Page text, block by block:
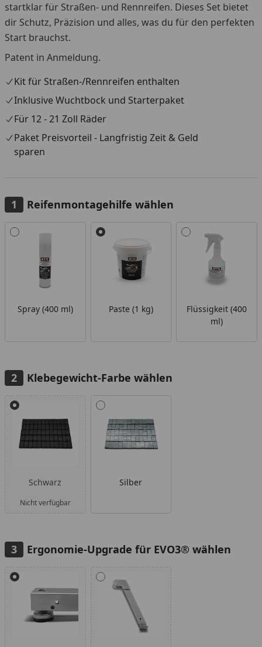
startklar für Straßen- und Rennreifen. Dieses Set bietet
dir Schutz, Präzision und alles, was du für den perfekten
Start brauchst.
Patent in Anmeldung.
Kit für Straßen-/Rennreifen enthalten
Inklusive Wuchtbock und Starterpaket
Für 12 - 21 Zoll Räder
Paket Preisvorteil - Langfristig Zeit & Geld
sparen
Reifenmontagehilfe wählen
Alle anzeigen (3)
Spray (400 ml) Paste (1 kg)
Flüssigkeit (400
ml)
Klebegewicht-Farbe wählen
Alle anzeigen (2)
Schwarz
Nicht verfügbar
Silber
Ergonomie-Upgrade für EVO3® wählen
Alle anzeigen (2)